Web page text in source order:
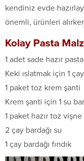
kendiniz evde
önemli, ürünleri
Kolay Pasta
1 adet sade hazır
Keki ıslatmak için 1
1 paket toz krem şanti
Krem şanti için 1 su
1 paket hazır toz vişne
2 çay bardağı su
1 çay bardağı fındık